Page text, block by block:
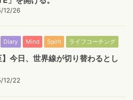
12/26
Diary Mind Spirit ライフコーチング
】今日、世界線が切り替わるとし
12/22